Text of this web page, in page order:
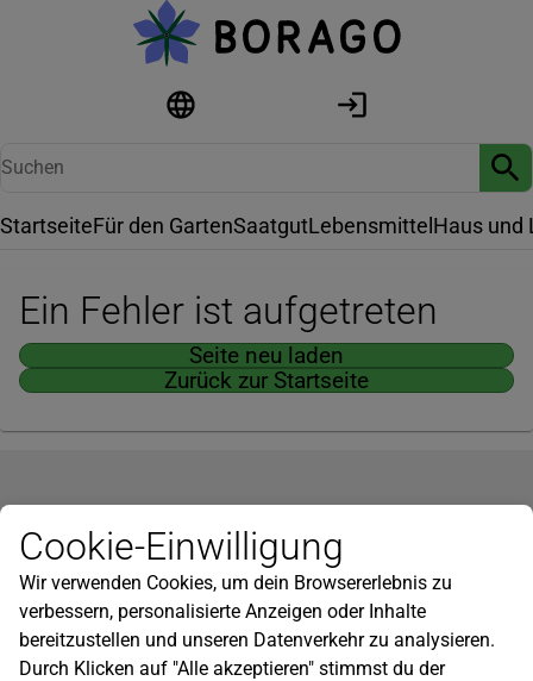
StartseiteFür den GartenSaatgutLebensmittel Haus und
Ein Fehler ist aufgetreten
Seite neu laden
Zurück zur Startseite
Newsletter
Infos zu neuen Produkten, Gartentipps und mehr findest du in
unserem Newsletter!
Jetzt anmelden
Cookie-Einwilligung
Wir verwenden Cookies, um dein Browsererlebnis zu
verbessern, personalisierte Anzeigen oder Inhalte
bereitzustellen und unseren Datenverkehr zu analysieren.
Durch Klicken auf "Alle akzeptieren" stimmst du der